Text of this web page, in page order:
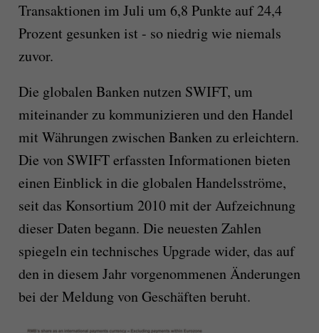
Transaktionen im Juli um 6,8 Punkte auf 24,4
Prozent gesunken ist - so niedrig wie niemals
zuvor.
Die globalen Banken nutzen SWIFT, um
miteinander zu kommunizieren und den Handel
mit Währungen zwischen Banken zu erleichtern.
Die von SWIFT erfassten Informationen bieten
einen Einblick in die globalen Handelsströme,
seit das Konsortium 2010 mit der Aufzeichnung
dieser Daten begann. Die neuesten Zahlen
spiegeln ein technisches Upgrade wider, das auf
den in diesem Jahr vorgenommenen Änderungen
bei der Meldung von Geschäften beruht.